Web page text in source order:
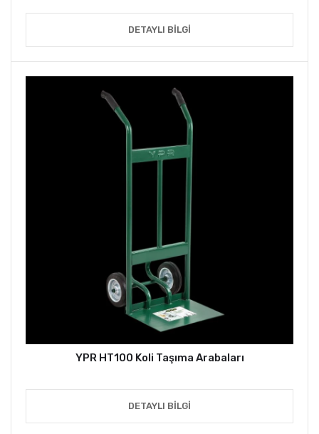
DETAYLI BILGI
YPR HT100 Koli Taşıma Arabaları
DETAYLI BILGI